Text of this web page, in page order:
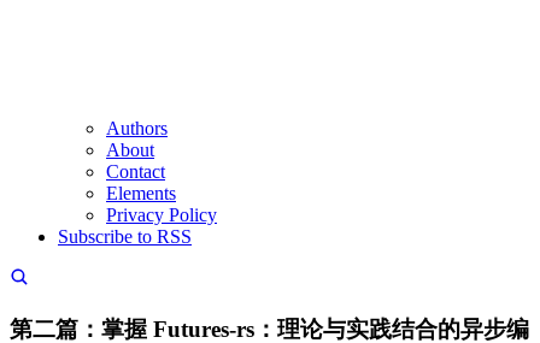
Authors
About
Contact
Elements
Privacy Policy
Subscribe to RSS
第二篇：掌握 Futures-rs：理论与实践结合的异步编